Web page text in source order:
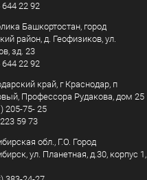
644 22 92
Башкортостан, город
район, д. Геофизиков, ул.
зд. 23
644 22 92
край, г Краснодар, п
Профессора Рудакова, дом 25
205-75- 25
59 73
обл., Г.О. Город
ул. Планетная, д.30, корпус 1,